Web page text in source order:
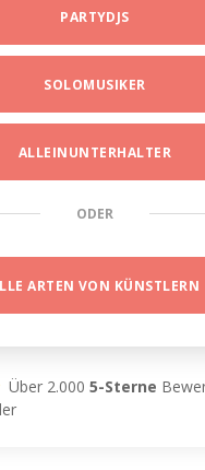
PARTYDJS
SOLOMUSIKER
ALLEINUNTERHALTER
ODER
ARTEN VON KÜNSTLERN
Über 2.0005-Sterne